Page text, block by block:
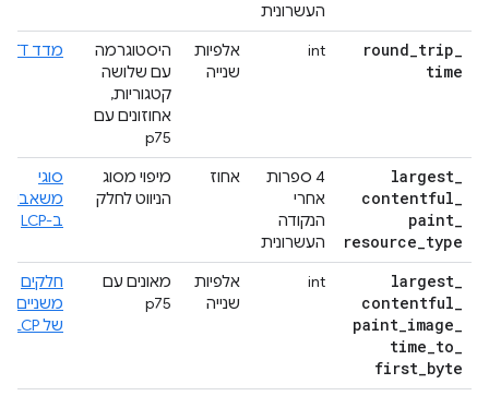
העשרונית
round_trip_
time
int
אלפיות
שנייה
היסטוגרמה
עם שלושה
קטגוריות,
אחוזונים עם
p75
מדד RTT
largest_
contentful_
paint_
resource_type
4 ספרות
אחרי
הנקודה
העשרונית
אחוז
מיפוי מסוג
הניווט לחלק
סוגי
משאבים
ב-LCP
largest_
contentful_
paint_image_
time_to_
first_byte
int
אלפיות
שנייה
מאונים עם
p75
חלקים
משניים
של LCP